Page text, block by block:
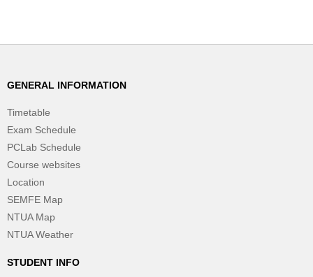
GENERAL INFORMATION
Timetable
Exam Schedule
PCLab Schedule
Course websites
Location
SEMFE Map
NTUA Map
NTUA Weather
STUDENT INFO